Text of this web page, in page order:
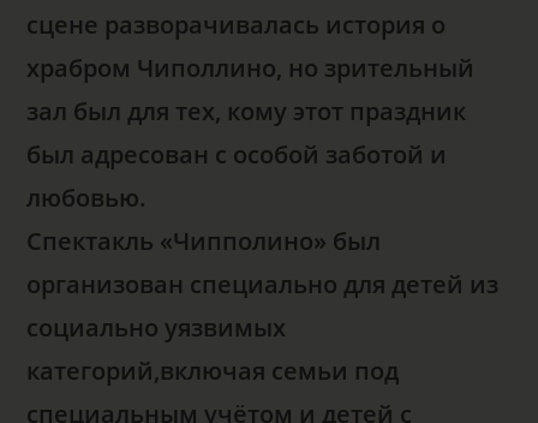
сцене разворачивалась история о
храбром Чиполлино, но зрительный
зал был для тех, кому этот праздник
был адресован с особой заботой и
любовью.
Спектакль «Чипполино» был
организован специально для детей из
социально уязвимых
категорий,включая семьи под
специальным учётом и детей с